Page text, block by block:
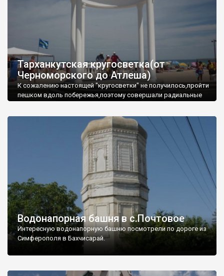
Тарханкутская кругосветка(от
Черноморского до Атлеша)
К сожалению настоящей "кругосветки" не получилось,пройти
пешком вдоль побережья,поэтому совершали радиальные
Водонапорная башня в с.Почтовое
Интересную водонапорную башню посмотрели по дороге из
Симферополя в Бахчисарай.